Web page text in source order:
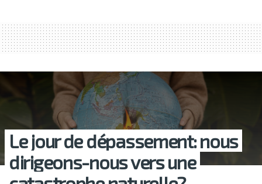
Le jour de dépassement: nous
dirigeons-nous vers une